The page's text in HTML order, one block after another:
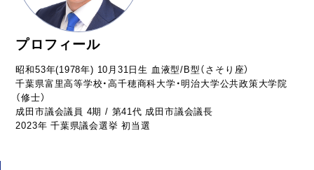
プロフィール
昭和53年(1978年) 10月31日生 血液型/B型（さそり座）
千葉県富里高等学校・高千穂商科大学・明治大学公共政策大学院
（修士）
成田市議会議員 4期 / 第41代 成田市議会議長
2023年 千葉県議会選挙 初当選